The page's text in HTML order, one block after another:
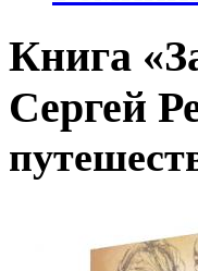
Книга
Сергей